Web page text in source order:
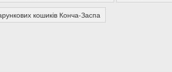
кошиків Конча-Заспа